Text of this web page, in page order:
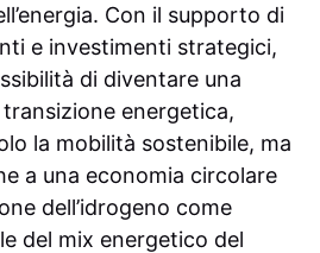
Con il supporto di
e investimenti strategici,
di diventare una
energetica,
la mobilità sostenibile, ma
a una economia circolare
dell’idrogeno come
del mix energetico del